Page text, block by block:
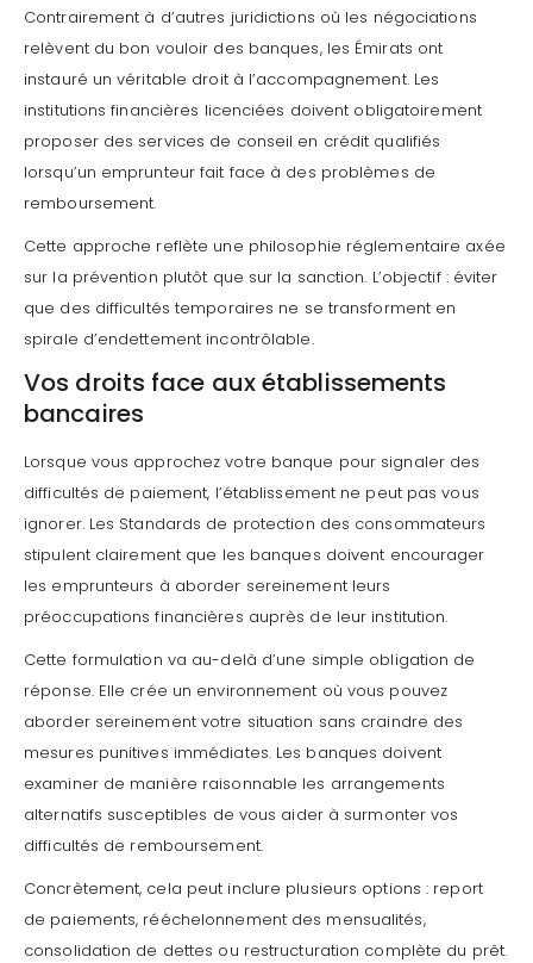
Contrairement à d’autres juridictions où les négociations
relèvent du bon vouloir des banques, les Émirats ont
instauré un véritable droit à l’accompagnement. Les
institutions financières licenciées doivent obligatoirement
proposer des services de conseil en crédit qualifiés
lorsqu’un emprunteur fait face à des problèmes de
remboursement.
Cette approche reflète une philosophie réglementaire axée
sur la prévention plutôt que sur la sanction. L’objectif : éviter
que des difficultés temporaires ne se transforment en
spirale d’endettement incontrôlable.
Vos droits face aux établissements
bancaires
Lorsque vous approchez votre banque pour signaler des
difficultés de paiement, l’établissement ne peut pas vous
ignorer. Les Standards de protection des consommateurs
stipulent clairement que les banques doivent encourager
les emprunteurs à aborder sereinement leurs
préoccupations financières auprès de leur institution.
Cette formulation va au-delà d’une simple obligation de
réponse. Elle crée un environnement où vous pouvez
aborder sereinement votre situation sans craindre des
mesures punitives immédiates. Les banques doivent
examiner de manière raisonnable les arrangements
alternatifs susceptibles de vous aider à surmonter vos
difficultés de remboursement.
Concrètement, cela peut inclure plusieurs options : report
de paiements, rééchelonnement des mensualités,
consolidation de dettes ou restructuration complète du prêt.